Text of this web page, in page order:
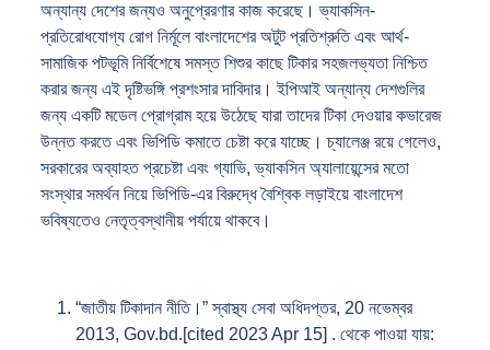
অন্যান্য দেশের জন্যও অনুপ্রেরণার কাজ করেছে। ভ্যাকসিন-
প্রতিরোধযোগ্য রোগ নির্মূলে বাংলাদেশের অটুট প্রতিশ্রুতি এবং আর্থ-
সামাজিক পটভূমি নির্বিশেষে সমস্ত শিশুর কাছে টিকার সহজলভ্যতা নিশ্চিত
করার জন্য এই দৃষ্টিভঙ্গি প্রশংসার দাবিদার। ইপিআই অন্যান্য দেশগুলির
জন্য একটি মডেল প্রোগ্রাম হয়ে উঠেছে যারা তাদের টিকা দেওয়ার কভারেজ
উন্নত করতে এবং ভিপিডি কমাতে চেষ্টা করে যাচ্ছে। চ্যালেঞ্জ রয়ে গেলেও,
সরকারের অব্যাহত প্রচেষ্টা এবং গ্যাভি, ভ্যাকসিন অ্যালায়েন্সের মতো
সংস্থার সমর্থন নিয়ে ভিপিডি-এর বিরুদ্ধে বৈশ্বিক লড়াইয়ে বাংলাদেশ
ভবিষ্যতেও নেতৃত্বস্থানীয় পর্যায়ে থাকবে।
“জাতীয় টিকাদান নীতি।” স্বাস্থ্য সেবা অধিদপ্তর, 20 নভেম্বর
2013, Gov.bd.[cited 2023 Apr 15] . থেকে পাওয়া যায়: